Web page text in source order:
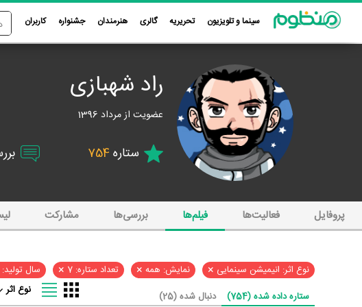
سینما و تلویزیون تحریریه گالری هنرمندان جشنواره کاربران
راد شهبازی
عضویت از مرداد 1396
ستاره 754
پروفایل فعالیت‌ها فیلم‌ها بررسی‌ها مشارکت
نوع اثر: انیمیشن سینمایی × نمایش: همه × تعداد ستاره: 7 × سال تولید: 1395
ستاره داده شده (754) دنبال شده (25) نوع اثر